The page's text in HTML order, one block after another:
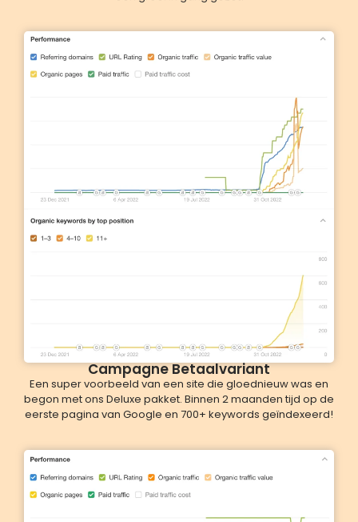
Campagne Betaalvariant
Een super voorbeeld van een site die gloednieuw was en
begon met ons Deluxe pakket. Binnen 2 maanden tijd op de
eerste pagina van Google en 700+ keywords geïndexeerd!